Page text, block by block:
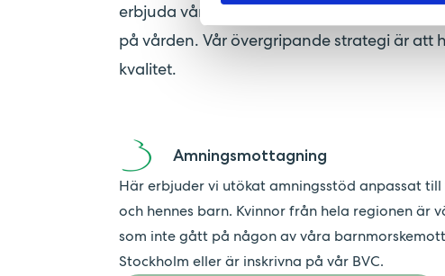
erbjuda vårdformen Min Barnmorska.
på vården. Vår övergripande strategi är att
kvalitet.
Amningsmottagning
Här erbjuder vi utökat amningsstöd anpassat till
och hennes barn. Kvinnor från hela regionen är
som inte gått på någon av våra
Stockholm eller är inskrivna på vår BVC.